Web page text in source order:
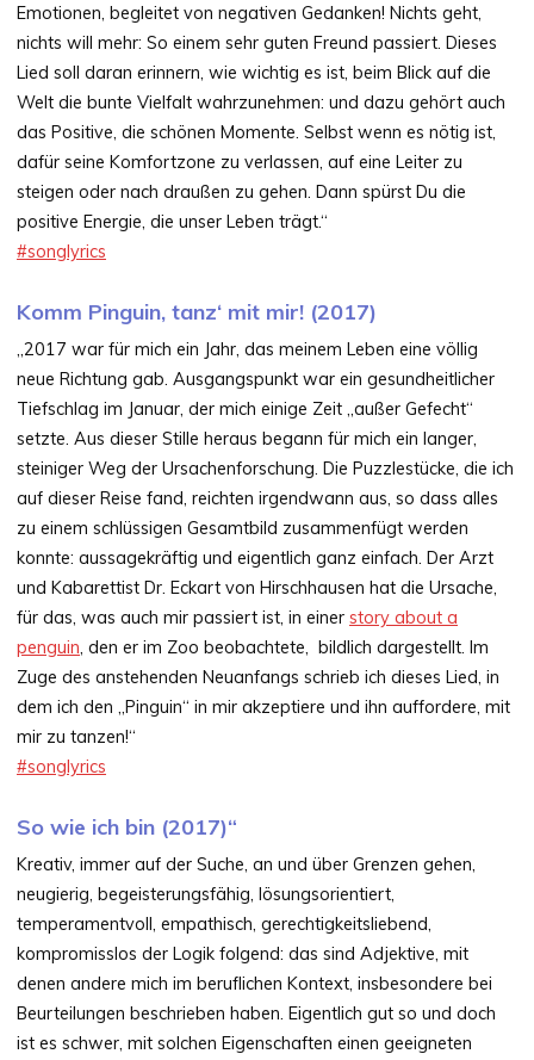
Emotionen, begleitet von negativen Gedanken! Nichts geht,
nichts will mehr: So einem sehr guten Freund passiert. Dieses
Lied soll daran erinnern, wie wichtig es ist, beim Blick auf die
Welt die bunte Vielfalt wahrzunehmen: und dazu gehört auch
das Positive, die schönen Momente. Selbst wenn es nötig ist,
dafür seine Komfortzone zu verlassen, auf eine Leiter zu
steigen oder nach draußen zu gehen. Dann spürst Du die
positive Energie, die unser Leben trägt.“
#songlyrics
Komm Pinguin, tanz‘ mit mir! (2017)
„2017 war für mich ein Jahr, das meinem Leben eine völlig
neue Richtung gab. Ausgangspunkt war ein gesundheitlicher
Tiefschlag im Januar, der mich einige Zeit „außer Gefecht“
setzte. Aus dieser Stille heraus begann für mich ein langer,
steiniger Weg der Ursachenforschung. Die Puzzlestücke, die ich
auf dieser Reise fand, reichten irgendwann aus, so dass alles
zu einem schlüssigen Gesamtbild zusammenfügt werden
konnte: aussagekräftig und eigentlich ganz einfach. Der Arzt
und Kabarettist Dr. Eckart von Hirschhausen hat die Ursache,
für das, was auch mir passiert ist, in einerstory about a
penguin , den er im Zoo beobachtete, bildlich dargestellt. Im
Zuge des anstehenden Neuanfangs schrieb ich dieses Lied, in
dem ich den „Pinguin“ in mir akzeptiere und ihn auffordere, mit
mir zu tanzen!“
#songlyrics
So wie ich bin (2017)“
Kreativ, immer auf der Suche, an und über Grenzen gehen,
neugierig, begeisterungsfähig, lösungsorientiert,
temperamentvoll, empathisch, gerechtigkeitsliebend,
kompromisslos der Logik folgend: das sind Adjektive, mit
denen andere mich im beruflichen Kontext, insbesondere bei
Beurteilungen beschrieben haben. Eigentlich gut so und doch
ist es schwer, mit solchen Eigenschaften einen geeigneten